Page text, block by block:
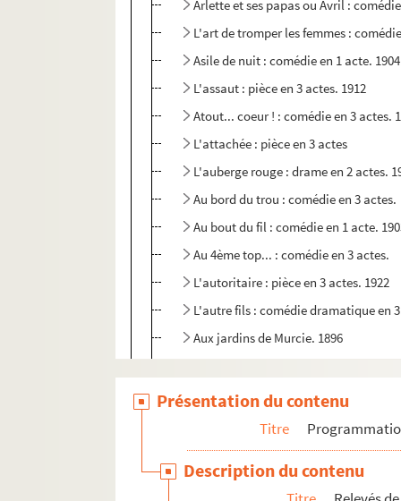
Arlette et ses papas ou Avril :
L'art de tromper les femmes :
Asile de nuit : comédie en 1 acte. 1904
L'assaut : pièce en 3 actes. 1912
Atout... coeur ! : comédie en 3 actes.
L'attachée : pièce en 3 actes
L'auberge rouge : drame en 2 actes.
Au bord du trou : comédie en 3 actes.
Au bout du fil : comédie en 1 acte.
Au 4ème top... : comédie en 3 actes.
L'autoritaire : pièce en 3 actes. 1922
L'autre fils : comédie dramatique en
Aux jardins de Murcie. 1896
Les avariés : pièce en 3 actes. 1902
L'aventure : pièce en 2 actes. 1902
L'aventurier : comédie en 4 actes.
L'avocat : pièce en 3 actes. 1922
Présentation du contenu
Titre
Description du contenu